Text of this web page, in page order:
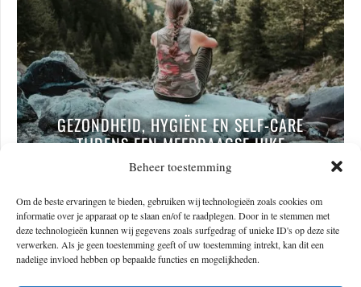
Beheer toestemming
Om de beste ervaringen te bieden, gebruiken wij technologieën zoals cookies om
informatie over je apparaat op te slaan en/of te raadplegen. Door in te stemmen met
deze technologieën kunnen wij gegevens zoals surfgedrag of unieke ID's op deze site
verwerken. Als je geen toestemming geeft of uw toestemming intrekt, kan dit een
nadelige invloed hebben op bepaalde functies en mogelijkheden.
GEZONDHEID, HYGIËNE EN SELF-CARE
TIJDENS EEN MEERDAAGSE HIKE